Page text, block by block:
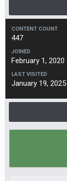
CONTENT COUNT
447
JOINED
February 1, 2020
LAST VISITED
January 19, 2025